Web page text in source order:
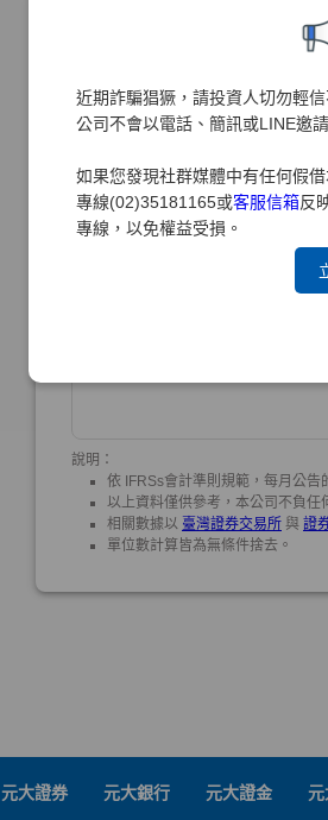
近期詐騙猖獗，請投資人切勿輕
公司不會以電話、簡訊或LINE邀
如果您發現社群媒體中有任何假
專線(02)35181165或客服信箱反
專線，以免權益受損。
元大證券 元大銀行 元大證金 元